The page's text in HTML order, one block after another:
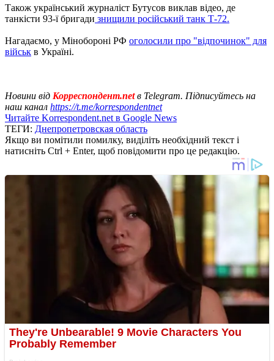
Також український журналіст Бутусов виклав відео, де
танкісти 93-ї бригади знищили російський танк Т-72.
Нагадаємо, у Мінобороні РФ оголосили про "відпочинок" для
військ в Україні.
Новини від Корреспондент.netв Telegram. Підписуйтесь на
наш канал https://t.me/korrespondentnet
Читайте Korrespondent.net в Google News
ТЕГИ: Днепропетровская область
Якщо ви помітили помилку, виділіть необхідний текст і
натисніть Ctrl + Enter, щоб повідомити про це редакцію.